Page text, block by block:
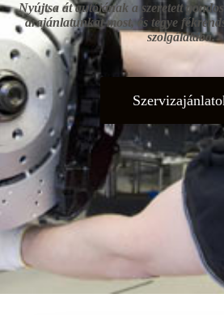
Nyújtsa át autójának a szeretett
árajánlatunkat most, és tegye
szolgálatába.